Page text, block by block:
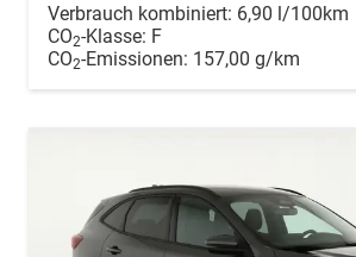
Verbrauch kombiniert: 6,90 l/100km
CO2-Klasse: F
CO2-Emissionen: 157,00 g/km